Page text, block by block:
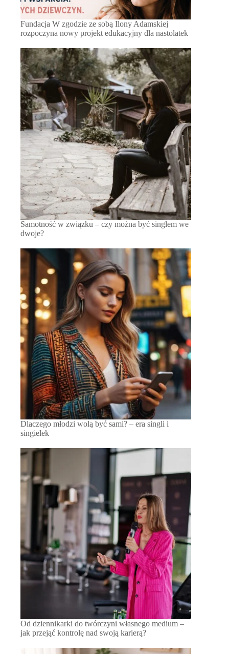
Fundacja W zgodzie ze sobą Ilony Adamskiej
rozpoczyna nowy projekt edukacyjny dla nastolatek
Samotność w związku – czy można być singlem we
dwoje?
Dlaczego młodzi wolą być sami? – era singli i
singielek
Od dziennikarki do twórczyni własnego medium –
jak przejąć kontrolę nad swoją karierą?